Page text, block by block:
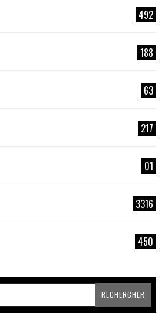
492
188
63
217
01
3316
450